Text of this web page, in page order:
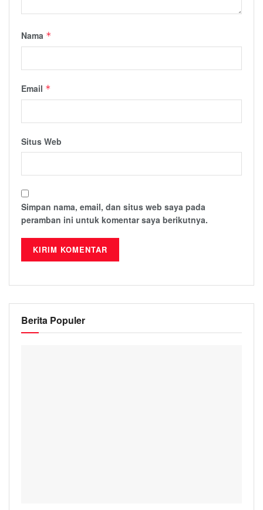
Nama *
Email *
Situs Web
Simpan nama, email, dan situs web saya pada
peramban ini untuk komentar saya berikutnya.
Berita Populer